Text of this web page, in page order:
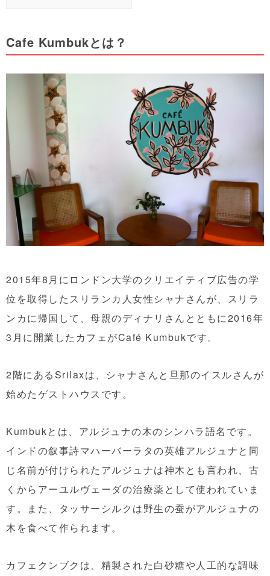
Cafe Kumbukとは？
2015年8月にロンドン大学のクリエイティブ広告の学
位を取得したスリランカ人女性シャナさんが、スリラ
ンカに帰国して、母親のディナリさんとともに2016年
3月に開業したカフェがCafé Kumbukです。
2階にあるSrilaxは、シャナさんと旦那のイスルさんが
始めたゲストハウスです。
Kumbukとは、アルジュナの木のシンハラ語名です。
インドの叙事詩マハーバーラタの英雄アルジュナと同
じ名前が付けられたアルジュナは神木とも言われ、古
くからアーユルヴェーダの治療薬として使われていま
す。また、タッサーシルクは野生の蚕がアルジュナの
木を食べて作られます。
カフェクンブクは、精製された白砂糖や人工的な調味